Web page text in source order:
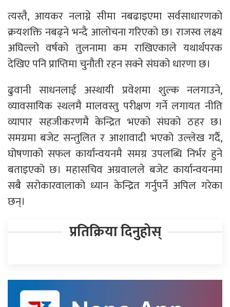
त्यस्तै, आयकर नलाग्ने सीमा नबढाइएमा सर्वसाधारणको
क्रयशक्ति नबढ्ने भन्दै आलोचना गरिएको छ। राजस्व लक्ष्य
अघिल्लो वर्षको तुलनामा कम राखिएकाले यथार्थपरक
देखिए पनि प्राप्तिमा चुनौती रहन सक्ने संघको धारणा छ।
ढुवानी साधनलाई अस्थायी प्रवेशमा शुल्क नलगाउने,
व्यावसायिक स्थलमै मालवस्तु परीक्षण गर्ने लगायत नीति
व्यापार सहजीकरणमै केन्द्रित भएको संघको ठहर छ।
समग्रमा बजेट सन्तुलित र आशावादी भएको उल्लेख गर्दै,
घोषणाको सफल कार्यान्वयनमै समग्र उपलब्धि निर्भर हुने
बताइएको छ। महासचिव अग्रवालले बजेट कार्यान्वयनमा
सबै सरोकारवालाको ध्यान केन्द्रित गर्नुपर्ने अपिल गरेका
छन्।
प्रतिक्रिया दिनुहोस्